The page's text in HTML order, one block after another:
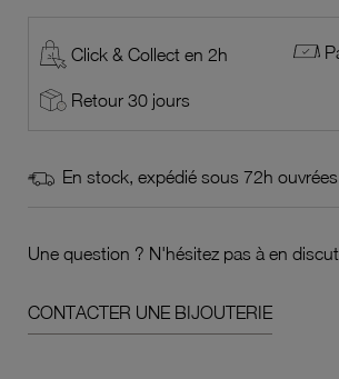
Click & Collect en 2h
Retour 30 jours
En stock, expédié sous 72h ouvrées
Une question ? N'hésitez pas à en
CONTACTER UNE BIJOUTERIE